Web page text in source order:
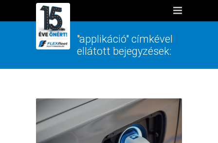
"applikáció" címkével
ellátott bejegyzések: